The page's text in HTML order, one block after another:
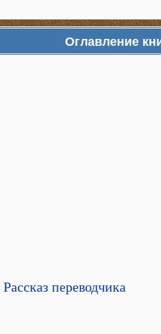
Оглавление
переводчика